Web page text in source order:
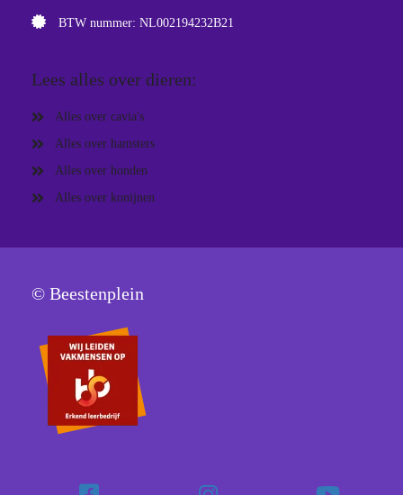
BTW nummer: NL002194232B21
Lees alles over dieren:
Alles over cavia's
Alles over hamsters
Alles over honden
Alles over konijnen
© Beestenplein